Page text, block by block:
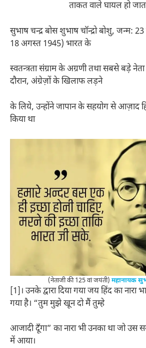
ताकत वाले घायल हो
सुभाष चन्द्र बोस शुभाष चॉन्द्रो बोशु, जन्म:
18 अगस्त 1945) भारत के
स्वतन्त्रता संग्राम के अग्रणी तथा सबसे बड़े नेता
दौरान, अंग्रेज़ों के खिलाफ लड़ने
के लिये, उन्होंने जापान के सहयोग से आज़ाद
किया था
(नेताजी की 125 वां जयंती) महानायक
[1]। उनके द्वारा दिया गया जय हिंद का नारा
गया है। “तुम मुझे खून दो मैं तुम्हे
आजादी दूँगा” का नारा भी उनका था जो उस
में आया।